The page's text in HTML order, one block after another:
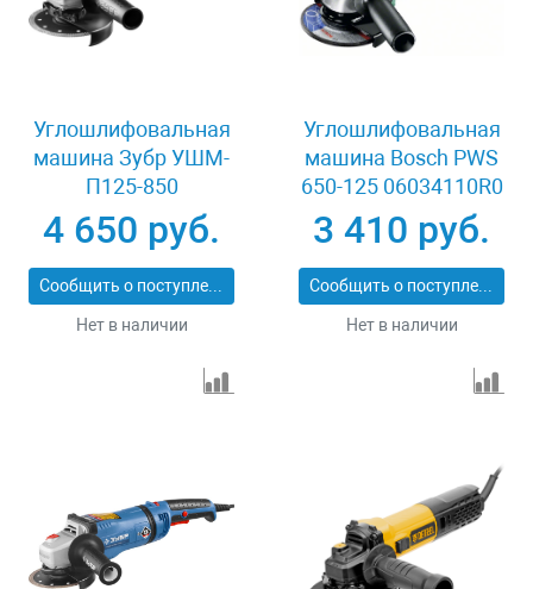
Углошлифовальная
машина Зубр УШМ-
П125-850
4 650 руб.
Сообщить о поступлении
Нет в наличии
Углошлифовальная
машина Bosch PWS
650-125 06034110R0
3 410 руб.
Сообщить о поступлении
Нет в наличии